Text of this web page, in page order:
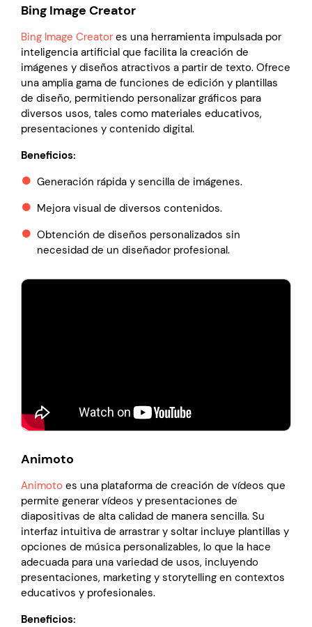
Bing Image Creator
Bing Image Creator es una herramienta impulsada por
inteligencia artificial que facilita la creación de
imágenes y diseños atractivos a partir de texto. Ofrece
una amplia gama de funciones de edición y plantillas
de diseño, permitiendo personalizar gráficos para
diversos usos, tales como materiales educativos,
presentaciones y contenido digital.
Beneficios:
Generación rápida y sencilla de imágenes.
Mejora visual de diversos contenidos.
Obtención de diseños personalizados sin
necesidad de un diseñador profesional.
Animoto
Animoto es una plataforma de creación de vídeos que
permite generar vídeos y presentaciones de
diapositivas de alta calidad de manera sencilla. Su
interfaz intuitiva de arrastrar y soltar incluye plantillas y
opciones de música personalizables, lo que la hace
adecuada para una variedad de usos, incluyendo
presentaciones, marketing y storytelling en contextos
educativos y profesionales.
Beneficios: